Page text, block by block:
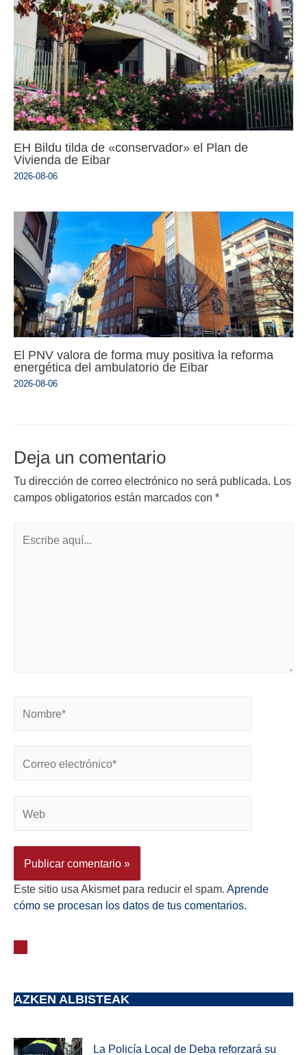
EH Bildu tilda de «conservador» el Plan de
Vivienda de Eibar
2026-08-06
El PNV valora de forma muy positiva la reforma
energética del ambulatorio de Eibar
2026-08-06
Deja un comentario
Tu dirección de correo electrónico no será publicada. Los
campos obligatorios están marcados con *
Este sitio usa Akismet para reducir el spam. Aprende
cómo se procesan los datos de tus comentarios.
AZKEN ALBISTEAK
La Policía Local de Deba reforzará su